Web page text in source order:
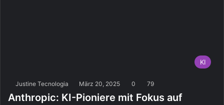
KI
Justine Tecnologia März 20, 2025 0 79
Anthropic: KI-Pioniere mit Fokus auf